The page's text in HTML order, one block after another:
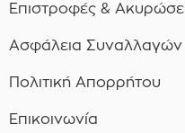
Επιστροφές &
Ασφάλεια Συναλλαγών
Πολιτική Απορρήτου
Επικοινωνία